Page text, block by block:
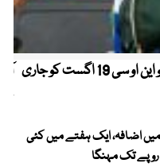
کیریبین پریمیئر لیگ ، قومی کرکٹرز کو این او سی 19 اگست کو جاری
اضافہ، ایک ہفتے میں کئی